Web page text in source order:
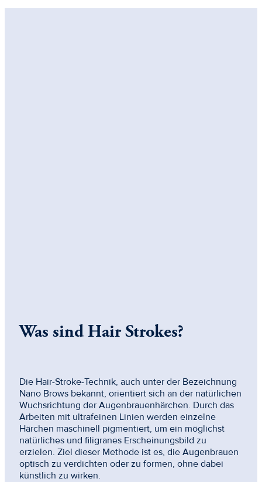
Was sind Hair Strokes?
Die Hair-Stroke-Technik, auch unter der Bezeichnung
Nano Brows bekannt, orientiert sich an der natürlichen
Wuchsrichtung der Augenbrauenhärchen. Durch das
Arbeiten mit ultrafeinen Linien werden einzelne
Härchen maschinell pigmentiert, um ein möglichst
natürliches und filigranes Erscheinungsbild zu
erzielen. Ziel dieser Methode ist es, die Augenbrauen
optisch zu verdichten oder zu formen, ohne dabei
künstlich zu wirken.